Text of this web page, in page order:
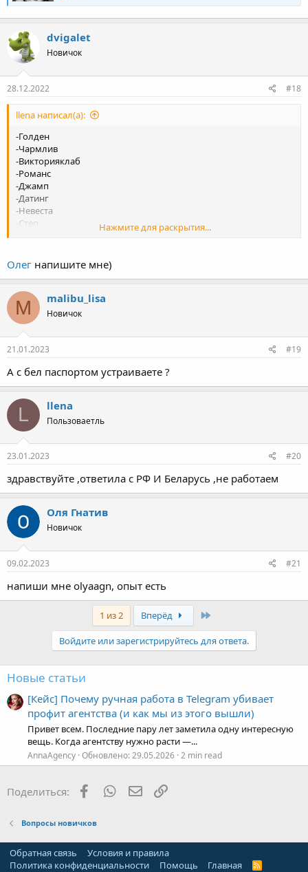
dvigalet
Новичок
28.12.2022 #18
llena написал(а):
-Голден
-Чармлив
-Викторияклаб
-Романс
-Джамп
-Датинг
-Невеста
-Степ
-Натали
-Амурли , оставьте свой телеграм для связи.
Нажмите для раскрытия...
Олег напишите мне)
M malibu_lisa
Новичок
21.01.2023 #19
А с бел паспортом устраиваете ?
L llena
Пользоваетль
23.01.2023 #20
здравствуйте ,ответила с РФ И Беларусь ,не работаем
Оля Гнатив
Новичок
09.02.2023 #21
напиши мне olyaagn, опыт есть
1 из 2 Вперёд
Войдите или зарегистрируйтесь для ответа.
Новые статьи
[Кейс] Почему ручная работа в Telegram убивает
профит агентства (и как мы из этого вышли)
Привет всем. Последние пару лет заметила одну интересную
вещь. Когда агентству нужно расти —...
AnnaAgency Обновлено:29.05.2026 2 min read
Поделиться: FacebookWhatsAppЭлектронная почта
Вопросы новичков
Обратная связь
Условия и правила
Политика конфиденциальности
Помощь Главная
R